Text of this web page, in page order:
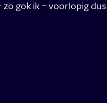
zo gok ik – voorlopig